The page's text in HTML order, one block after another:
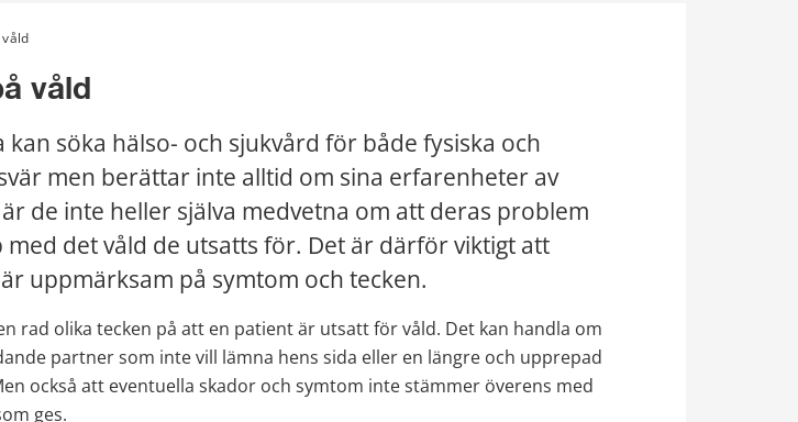
våld
våld
kan söka hälso- och sjukvård för både fysiska och
men berättar inte alltid om sina erfarenheter av
de inte heller själva medvetna om att deras problem
med det våld de utsatts för. Det är därför viktigt att
uppmärksam på symtom och tecken.
rad olika tecken på att en patient är utsatt för våld. Det kan handla om
partner som inte vill lämna hens sida eller en längre och upprepad
också att eventuella skador och symtom inte stämmer överens med
ges.